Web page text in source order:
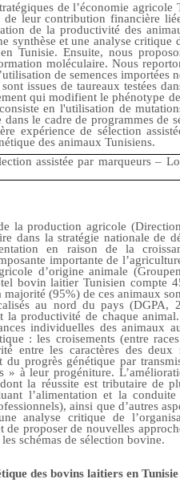
de l’économie agricole
leur contribution financière
de la productivité des
synthèse et une analyse critique
Tunisie. Ensuite, nous
moléculaire. Nous
de semences importées
issues de taureaux testées
qui modifient le phénotype
en l'utilisation de
le cadre de programmes de
expérience de sélection
des animaux Tunisiens.
assistée par marqueurs –
la production agricole
dans la stratégie nationale de
en raison de la
importante de
d’origine animale
bovin laitier Tunisien compte
(95%) de ces animaux
au nord du pays (DGPA,
la productivité de chaque
individuelles des animaux
: les croisements (entre
entre les caractères des deux
progrès génétique par
» à leur progéniture.
la réussite est tributaire de
l’alimentation et la
ainsi que d’autres
analyse critique de
proposer de nouvelles
schémas de sélection bovine.
des bovins laitiers en Tunisie